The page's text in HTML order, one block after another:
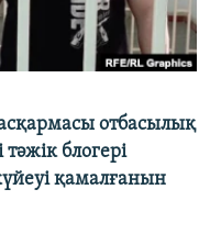
отбасылық
блогері
қамалғанын